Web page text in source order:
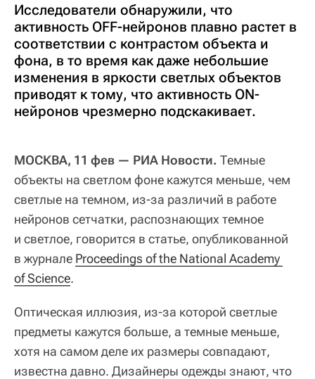
Исследователи обнаружили, что
активность OFF-нейронов плавно растет в
соответствии с контрастом объекта и
фона, в то время как даже небольшие
изменения в яркости светлых объектов
приводят к тому, что активность ON-
нейронов чрезмерно подскакивает.
МОСКВА, 11 фев — РИА Новости. Темные
объекты на светлом фоне кажутся меньше, чем
светлые на темном, из-за различий в работе
нейронов сетчатки, распознающих темное
и светлое, говорится в статье, опубликованной
в журнале Proceedings of the National Academy
of Science.
Оптическая иллюзия, из-за которой светлые
предметы кажутся больше, а темные меньше,
хотя на самом деле их размеры совпадают,
известна давно. Дизайнеры одежды знают, что